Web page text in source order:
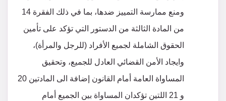
ومنع ممارسة التمييز ضدها، بما في ذلك الفقرة 14
من المادة الثالثة من الدستور التي تؤكد على تأمين
الحقوق الشاملة لجميع الأفراد (للرجل والمرأة)،
وايجاد الأمن القضائي العادل للجميع، وتحقيق
المساواة العامة أمام القانون إضافة الى المادتين 20
و 21 اللتين تؤكدان المساواة بين الجميع أمام